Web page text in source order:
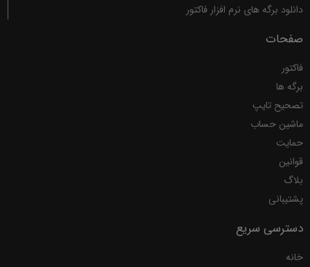
دانلود برگه های نرم افزار فاکتور
صفحات
فاکتور
برگه ها
تصحیح تایپ
ماشین حساب
حمایت
قوانین
بلاگ
پشتیبانی
دسترسی سریع
خانه